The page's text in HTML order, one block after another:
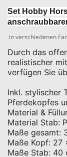
Set Hobby
in verschiedenen
Durch das
realistischer
verfügen Sie
Inkl. stylischer
Pferdekopfes
Material &
Material Stab:
Maße gesamt:
Maße Kopf: 27
Maße Stab: 40